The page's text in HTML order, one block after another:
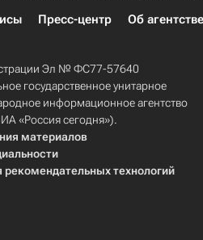
Пресс-центр Об агентстве
Эл № ФС77-57640
государственное унитарное
информационное агентство
«Россия сегодня»).
материалов
технологий